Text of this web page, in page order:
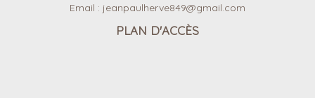
Email : jeanpaulherve849@gmail.com
PLAN D'ACCÈS